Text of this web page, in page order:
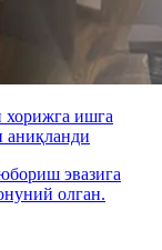
хорижга ишга
аниқланди
эвазига
олган.